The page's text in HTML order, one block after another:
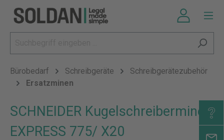
Bürobedarf Schreibgeräte
Schreibgerätezubehör
Ersatzminen
SCHNEIDER Kugelschreibermine
EXPRESS 775/ X20